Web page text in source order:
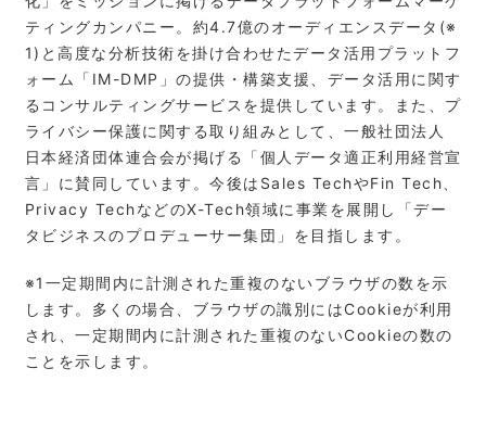
ティングカンパニー。約4.7億のオーディエンスデータ(※
1)と高度な分析技術を掛け合わせたデータ活用プラットフ
ォーム「IM-DMP」の提供・構築支援、データ活用に関す
るコンサルティングサービスを提供しています。また、プ
ライバシー保護に関する取り組みとして、一般社団法人
日本経済団体連合会が掲げる「個人データ適正利用経営宣
言」に賛同しています。今後はSales TechやFin Tech、
Privacy TechなどのX-Tech領域に事業を展開し「デー
タビジネスのプロデューサー集団」を目指します。
※1⼀定期間内に計測された重複のないブラウザの数を⽰
します。多くの場合、ブラウザの識別にはCookieが利⽤
され、⼀定期間内に計測された重複のないCookieの数の
ことを⽰します。